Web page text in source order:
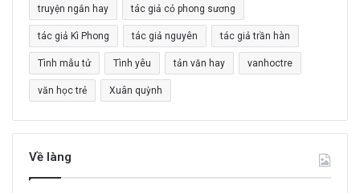
truyện ngắn hay tác giả cỏ phong sương
tác giả Kì Phong tác giả nguyên tác giả trần hàn
Tình mẫu tử Tình yêu tản văn hay vanhoctre
văn học trẻ Xuân quỳnh
Về làng